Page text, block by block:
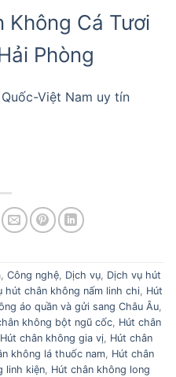
Không Cá Tươi
Phòng
Việt Nam uy tín
, Công nghệ, Dịch vụ, Dịch vụ hút
hút chân không nấm linh chi, Hút
áo quần và gửi sang Châu Âu,
không bột ngũ cốc, Hút chân
Hút chân không gia vị, Hút chân
không lá thuốc nam, Hút chân
linh kiện, Hút chân không long